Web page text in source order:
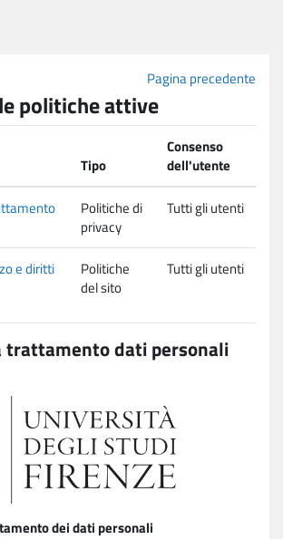
Pagina precedente
politiche attive
Tipo
Consenso
dell'utente
Politiche di
privacy
Tutti gli utenti
e diritti
Politiche
del sito
Tutti gli utenti
dati personali
dei dati personali